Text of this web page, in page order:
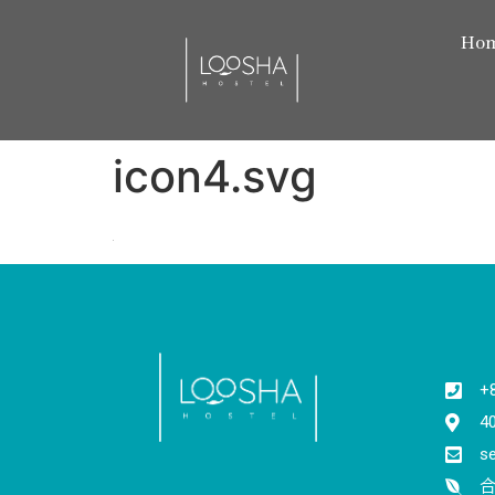
icon4.svg